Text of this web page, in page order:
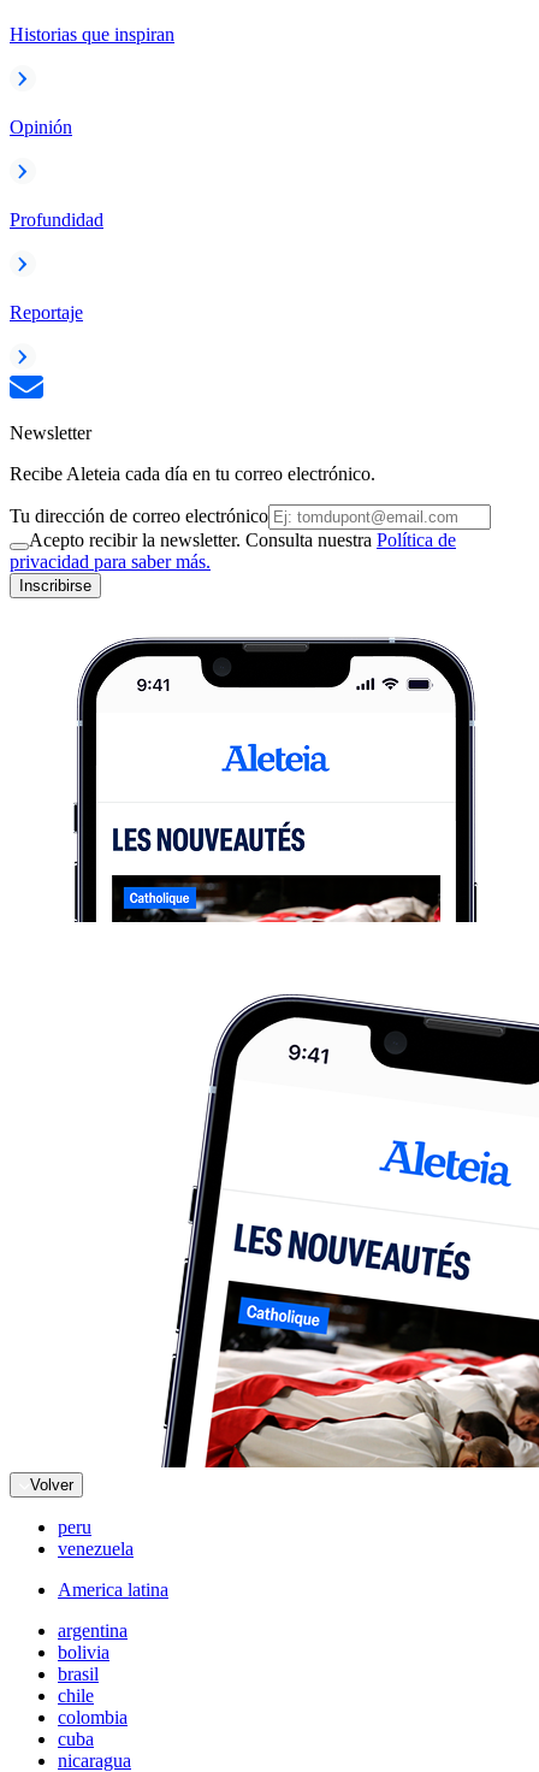
Historias que inspiran
Opinión
Profundidad
Reportaje
Newsletter
Recibe Aleteia cada día en tu correo electrónico.
Tu dirección de correo electrónico
Acepto recibir la newsletter. Consulta nuestra Política de
privacidad para saber más.
Inscribirse
Volver
peru
venezuela
America latina
argentina
bolivia
brasil
chile
colombia
cuba
nicaragua